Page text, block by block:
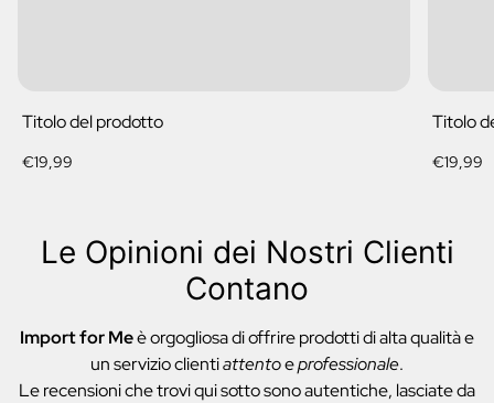
Titolo del prodotto
Prezzo
€19,99
Titolo
Prezzo
€19,99
Le Opinioni dei Nostri Clienti
Contano
Import for Meè orgogliosa di offrire prodotti di alta qualità e
un servizio clientiattentoeprofessionale.
Le recensioni che trovi qui sotto sono autentiche, lasciate da